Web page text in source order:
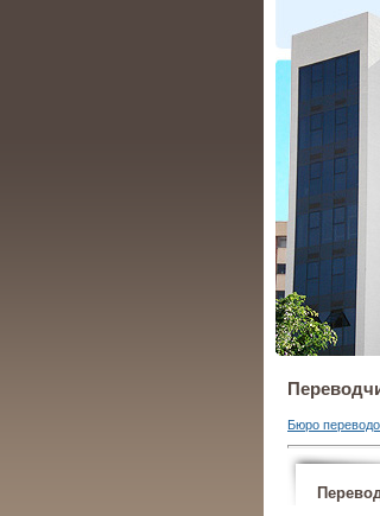
Бюро